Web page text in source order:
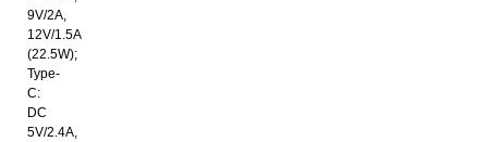
9V/2A,
12V/1.5A
(22.5W);
Type-
C:
DC
5V/2.4А,